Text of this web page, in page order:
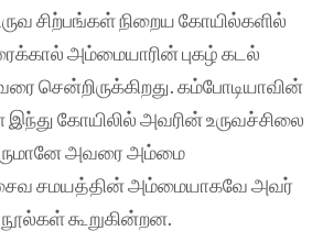
சிற்பங்கள் நிறைய கோயில்களில்
அம்மையாரின் புகழ் கடல்
சென்றிருக்கிறது. கம்போடியாவின்
கோயிலில் அவரின் உருவச்சிலை
அவரை அம்மை
சமயத்தின் அம்மையாகவே அவர்
கூறுகின்றன.